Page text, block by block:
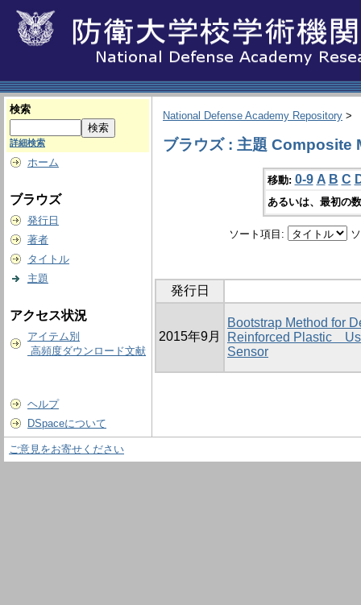
検索
詳細検索
ホーム
ブラウズ
発行日
著者
タイトル
主題
アクセス状況
アイテム別
高頻度ダウンロード文献
ヘルプ
DSpaceについて
National Defense Academy Repository >
ブラウズ : 主題 Composite
移動: 0-9 A B C
あるいは、最初の
ソート項目:
発行日
2015年9月
Bootstrap Method for
Reinforced Plastic
Sensor
ご意見をお寄せください